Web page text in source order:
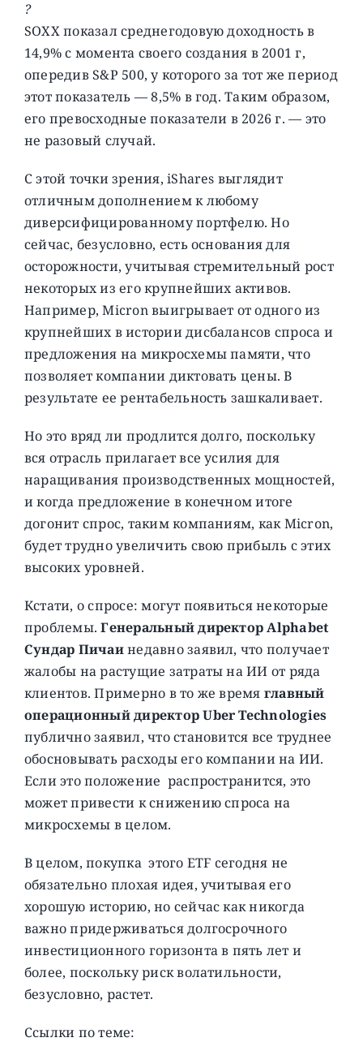
?
SOXX показал среднегодовую доходность в
14,9% с момента своего создания в 2001 г,
опередив S&P 500, у которого за тот же период
этот показатель — 8,5% в год. Таким образом,
его превосходные показатели в 2026 г. — это
не разовый случай.
С этой точки зрения, iShares выглядит
отличным дополнением к любому
диверсифицированному портфелю. Но
сейчас, безусловно, есть основания для
осторожности, учитывая стремительный рост
некоторых из его крупнейших активов.
Например, Micron выигрывает от одного из
крупнейших в истории дисбалансов спроса и
предложения на микросхемы памяти, что
позволяет компании диктовать цены. В
результате ее рентабельность зашкаливает.
Но это вряд ли продлится долго, поскольку
вся отрасль прилагает все усилия для
наращивания производственных мощностей,
и когда предложение в конечном итоге
догонит спрос, таким компаниям, как Micron,
будет трудно увеличить свою прибыль с этих
высоких уровней.
Кстати, о спросе: могут появиться некоторые
проблемы.Генеральный директор Alphabet
Сундар Пичаинедавно заявил, что получает
жалобы на растущие затраты на ИИ от ряда
клиентов. Примерно в то же время главный
операционный директор Uber Technologies
публично заявил, что становится все труднее
обосновывать расходы его компании на ИИ.
Если это положение распространится, это
может привести к снижению спроса на
микросхемы в целом.
В целом, покупка этого ETF cегодня не
обязательно плохая идея, учитывая его
хорошую историю, но сейчас как никогда
важно придерживаться долгосрочного
инвестиционного горизонта в пять лет и
более, поскольку риск волатильности,
безусловно, растет.
Ссылки по теме: